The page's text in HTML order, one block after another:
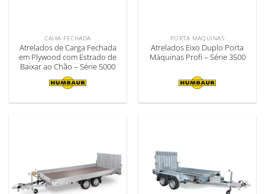
CAIXA FECHADA
Atrelados de Carga Fechada
em Plywood com Estrado de
Baixar ao Chão – Série 5000
PORTA MÁQUINAS
Atrelados Eixo Duplo Porta
Máquinas Profi – Série 3500